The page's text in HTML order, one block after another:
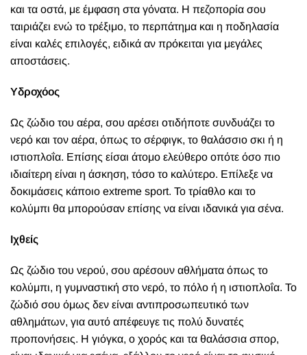
και τα οστά, με έμφαση στα γόνατα. Η πεζοπορία σου
ταιριάζει ενώ το τρέξιμο, το περπάτημα και η ποδηλασία
είναι καλές επιλογές, ειδικά αν πρόκειται για μεγάλες
αποστάσεις.
Υδροχόος
Ως ζώδιο του αέρα, σου αρέσει οτιδήποτε συνδυάζει το
νερό και τον αέρα, όπως το σέρφιγκ, το θαλάσσιο σκι ή η
ιστιοπλοΐα. Επίσης είσαι άτομο ελεύθερο οπότε όσο πιο
ιδιαίτερη είναι η άσκηση, τόσο το καλύτερο. Επίλεξε να
δοκιμάσεις κάποιο extreme sport. Το τρίαθλο και το
κολύμπι θα μπορούσαν επίσης να είναι ιδανικά για σένα.
Ιχθείς
Ως ζώδιο του νερού, σου αρέσουν αθλήματα όπως το
κολύμπι, η γυμναστική στο νερό, το πόλο ή η ιστιοπλοΐα. Το
ζώδιό σου όμως δεν είναι αντιπροσωπευτικό των
αθλημάτων, για αυτό απέφευγε τις πολύ δυνατές
προπονήσεις. Η γιόγκα, ο χορός και τα θαλάσσια σπορ,